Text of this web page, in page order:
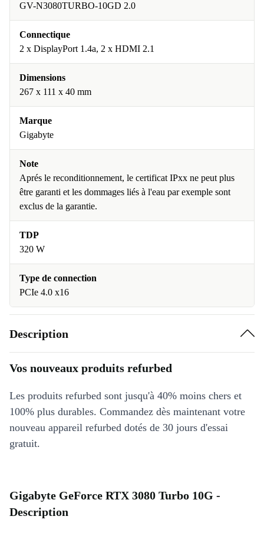
GV-N3080TURBO-10GD 2.0
Connectique
2 x DisplayPort 1.4a, 2 x HDMI 2.1
Dimensions
267 x 111 x 40 mm
Marque
Gigabyte
Note
Aprés le reconditionnement, le certificat IPxx ne peut plus
être garanti et les dommages liés à l'eau par exemple sont
exclus de la garantie.
TDP
320 W
Type de connection
PCIe 4.0 x16
Description
Vos nouveaux produits refurbed
Les produits refurbed sont jusqu'à 40% moins chers et
100% plus durables. Commandez dès maintenant votre
nouveau appareil refurbed dotés de 30 jours d'essai
gratuit.
Gigabyte GeForce RTX 3080 Turbo 10G -
Description